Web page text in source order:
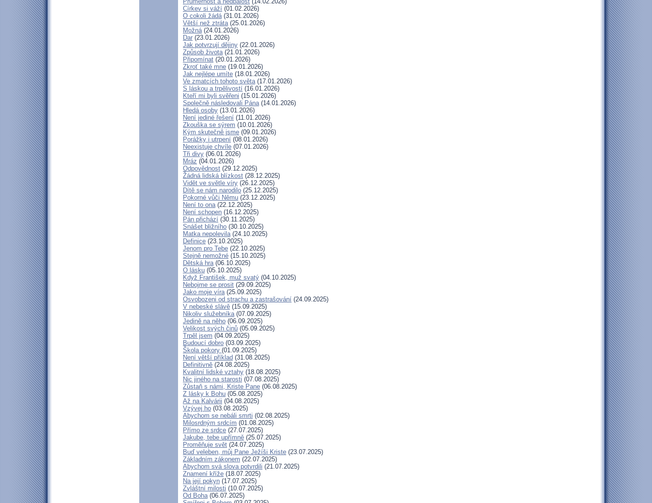
Církev si váží (01.02.2026)
O cokoli žádá(31.01.2026)
Větší než ztráta(25.01.2026)
Možná(24.01.2026)
Dar (23.01.2026)
Jak potvrzují dějiny (22.01.2026)
Způsob života(21.01.2026)
Připomínat (20.01.2026)
Zkroť také mne (19.01.2026)
Jak nejlépe umíte (18.01.2026)
Ve zmatcích tohoto světa(17.01.2026)
S láskou a trpělivostí (16.01.2026)
Kteří mi byli svěřeni (15.01.2026)
Společně následovali Pána(14.01.2026)
Hledá osoby (13.01.2026)
Není jediné řešení (11.01.2026)
Zkouška se sýrem (10.01.2026)
Kým skutečně jsme (09.01.2026)
Porážky i utrpení (08.01.2026)
Neexistuje chvíle (07.01.2026)
Tři divy (06.01.2026)
Mráz (04.01.2026)
Odpovědnost (29.12.2025)
Žádná lidská blízkost (28.12.2025)
Vidět ve světle víry (26.12.2025)
Dítě se nám narodilo (25.12.2025)
Pokorné vůči Němu (23.12.2025)
Není to ona(22.12.2025)
Není schopen (16.12.2025)
Pán přichází (30.11.2025)
Snášet bližního (30.10.2025)
Matka nepolevila(24.10.2025)
Definice (23.10.2025)
Jenom pro Tebe (22.10.2025)
Stejně nemožné (15.10.2025)
Dětská hra(06.10.2025)
O lásku (05.10.2025)
Když František, muž svatý (04.10.2025)
Nebojme se prosit (29.09.2025)
Jako moje víra(25.09.2025)
Osvobozeni od strachu a zastrašování (24.09.2025)
V nebeské slávě (15.09.2025)
Nikoliv služebníka(07.09.2025)
Jedině na něho (06.09.2025)
Velikost svých činů (05.09.2025)
Trpěl jsem (04.09.2025)
Budoucí dobro (03.09.2025)
Škola pokory (01.09.2025)
Není větší příklad (31.08.2025)
Definitivně (24.08.2025)
Kvalitní lidské vztahy (18.08.2025)
Nic jiného na starosti (07.08.2025)
Zůstaň s námi, Kriste Pane (06.08.2025)
Z lásky k Bohu (05.08.2025)
Až na Kalvárii (04.08.2025)
Vzývej ho (03.08.2025)
Abychom se nebáli smrti (02.08.2025)
Milosrdným srdcím (01.08.2025)
Přímo ze srdce (27.07.2025)
Jakube, tebe upřímně (25.07.2025)
Proměňuje svět (24.07.2025)
Buď veleben, můj Pane Ježíši Kriste (23.07.2025)
Základním zákonem (22.07.2025)
Abychom svá slova potvrdili (21.07.2025)
Znamení kříže (18.07.2025)
Na její pokyn (17.07.2025)
Zvláštní milosti (10.07.2025)
Od Boha(06.07.2025)